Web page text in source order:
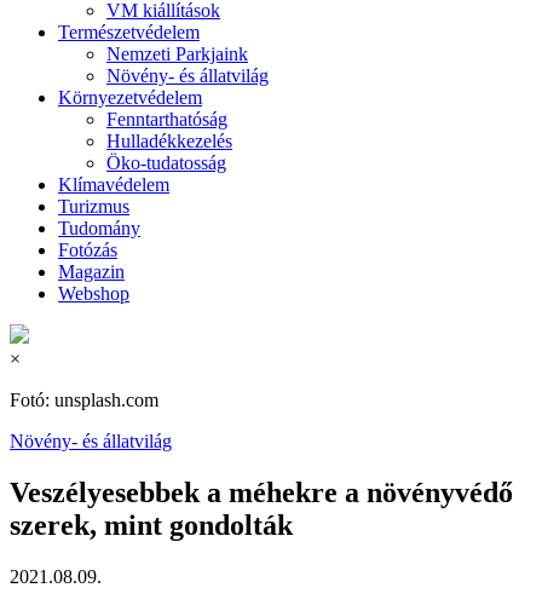
VM kiállítások
Természetvédelem
Nemzeti Parkjaink
Növény- és állatvilág
Környezetvédelem
Fenntarthatóság
Hulladékkezelés
Öko-tudatosság
Klímavédelem
Turizmus
Tudomány
Fotózás
Magazin
Webshop
×
Fotó: unsplash.com
Növény- és állatvilág
Veszélyesebbek a méhekre a növényvédő
szerek, mint gondolták
2021.08.09.